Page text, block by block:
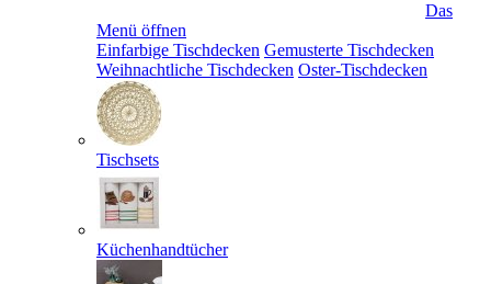
Das
Menü öffnen
Einfarbige Tischdecken Gemusterte Tischdecken
Weihnachtliche Tischdecken Oster-Tischdecken
Tischsets
Küchenhandtücher